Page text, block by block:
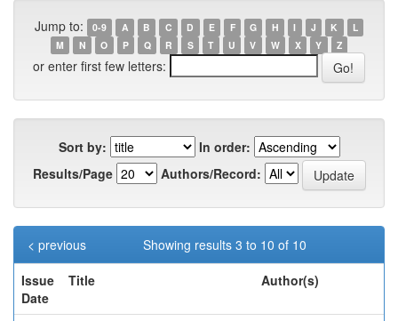
Jump to: 0-9 A B C D E F G H I J K
L
M
N O P Q R S T U V W X Y Z
or enter first few letters:
Sort by:
In order:
Results/Page
Authors/Record:
Showing results 3 to 10 of 10
< previous
Issue
Date
Title Author(s)